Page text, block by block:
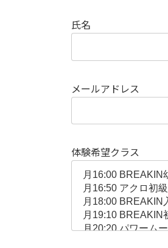
氏名
メールアドレス
体験希望クラス